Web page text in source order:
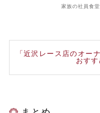
家族の社員食
「近沢レース店のオー
おす